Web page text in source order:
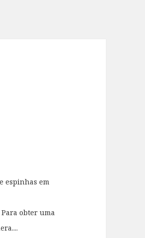
espinhas em
obter uma